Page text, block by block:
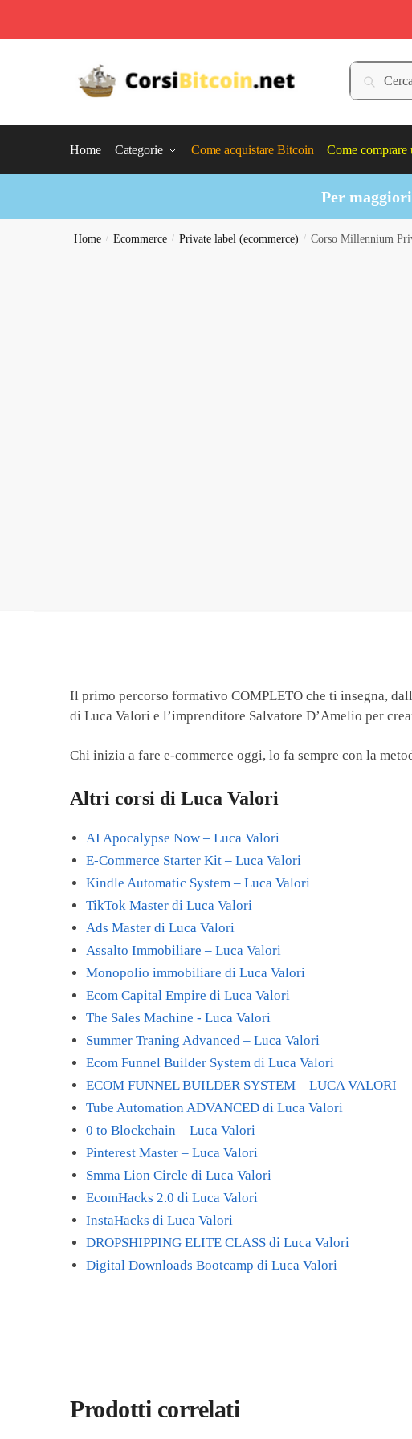
Cerca:
Cerca
Home Categorie Come acquistare Bitcoin Come comprare
Per
Home / Ecommerce / Private label (ecommerce) / Corso Millennium
Il primo percorso formativo COMPLETO che ti insegna,
di Luca Valori e l’imprenditore Salvatore D’Amelio per
Chi inizia a fare e-commerce oggi, lo fa sempre con la
Altri corsi di Luca Valori
AI Apocalypse Now – Luca Valori
E-Commerce Starter Kit – Luca Valori
Kindle Automatic System – Luca Valori
TikTok Master di Luca Valori
Ads Master di Luca Valori
Assalto Immobiliare – Luca Valori
Monopolio immobiliare di Luca Valori
Ecom Capital Empire di Luca Valori
The Sales Machine - Luca Valori
Summer Traning Advanced – Luca Valori
Ecom Funnel Builder System di Luca Valori
ECOM FUNNEL BUILDER SYSTEM – LUCA VALORI
Tube Automation ADVANCED di Luca Valori
0 to Blockchain – Luca Valori
Pinterest Master – Luca Valori
Smma Lion Circle di Luca Valori
EcomHacks 2.0 di Luca Valori
InstaHacks di Luca Valori
DROPSHIPPING ELITE CLASS di Luca Valori
Digital Downloads Bootcamp di Luca Valori
Prodotti correlati